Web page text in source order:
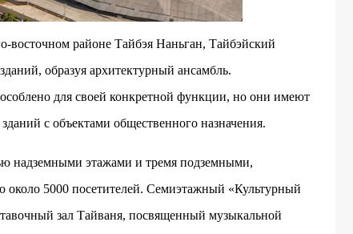
восточном районе Тайбэя Наньган, Тайбэйский
образуя архитектурный ансамбль.
для своей конкретной функции, но они имеют
с объектами общественного назначения.
надземными этажами и тремя подземными,
около 5000 посетителей. Семиэтажный «Культурный
зал Тайваня, посвященный музыкальной